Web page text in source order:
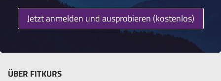
Jetzt anmelden und ausprobieren (kostenlos)
ÜBER FITKURS